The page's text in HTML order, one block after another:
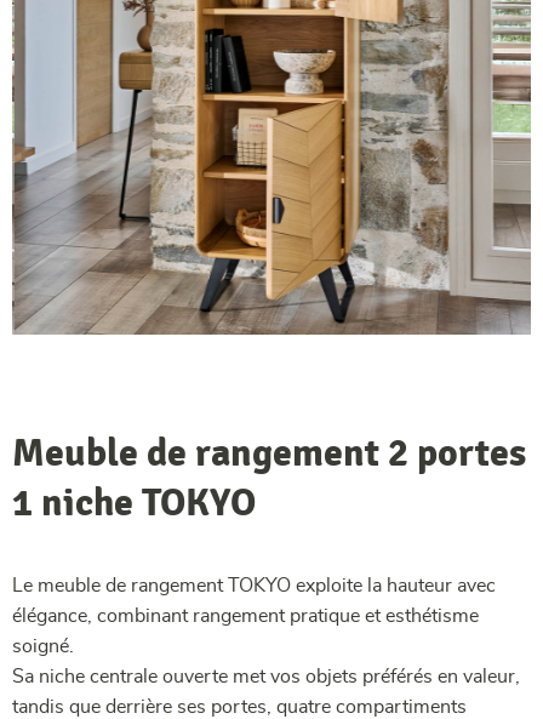
Meuble de rangement 2 portes
1 niche TOKYO
Le meuble de rangement TOKYO exploite la hauteur avec
élégance, combinant rangement pratique et esthétisme
soigné.
Sa niche centrale ouverte met vos objets préférés en valeur,
tandis que derrière ses portes, quatre compartiments